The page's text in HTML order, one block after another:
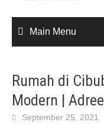
Main Menu
Rumah di
Modern |
September 25, 2021